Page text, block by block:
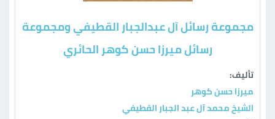
مجموعة رسائل آل عبدالجبار القطيفي ومجموعة
رسائل ميرزا حسن كوهر الحائري
تأليف:
ميرزا حسن كوهر
الشيخ محمد آل عبد الجبار القطيفي